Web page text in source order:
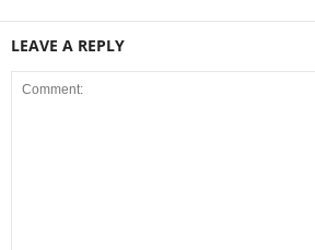
LEAVE A REPLY